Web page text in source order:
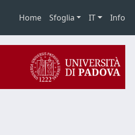
Home Sfoglia IT Info